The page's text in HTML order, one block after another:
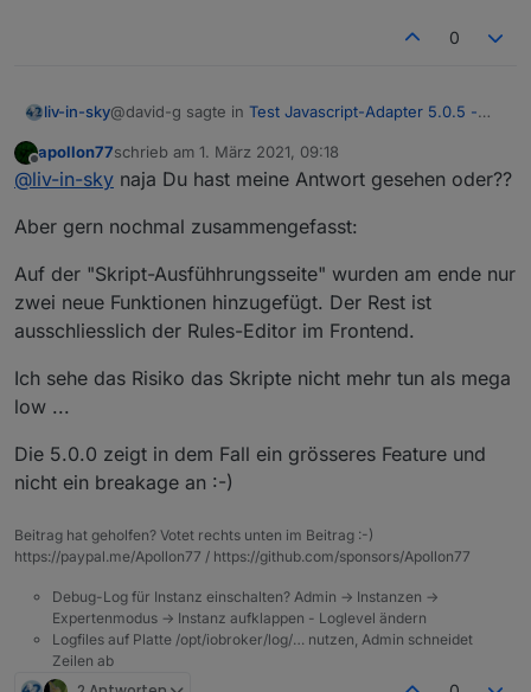
0
liv-in-sky@david-g sagte in Test Javascript-Adapter 5.0.5 -
@bluefox
Hey,
Hätten mir in den Anfangszeiten bestimmt
geholfen.
verändert?
Aber nur, wenn (voraussichtlich) in anderen
Bereichen keine Fehler auftreten.
apollon77
möchte mich dieser frage anschliessen - ist wohl nur
für testsysteme gedacht, da großer versionssprung ?
Offline
apollon77schrieb am 1. März 2021, 09:18
zuletzt editiert von
@liv-in-sky naja Du hast meine Antwort gesehen oder??
Aber gern nochmal zusammengefasst:
Auf der "Skript-Ausfühhrungsseite" wurden am ende nur
zwei neue Funktionen hinzugefügt. Der Rest ist
ausschliesslich der Rules-Editor im Frontend.
Ich sehe das Risiko das Skripte nicht mehr tun als mega
low ...
Die 5.0.0 zeigt in dem Fall ein grösseres Feature und
nicht ein breakage an :-)
Beitrag hat geholfen? Votet rechts unten im Beitrag :-)
https://paypal.me/Apollon77 / https://github.com/sponsors/Apollon77
Debug-Log für Instanz einschalten? Admin -> Instanzen ->
Expertenmodus -> Instanz aufklappen - Loglevel ändern
Logfiles auf Platte /opt/iobroker/log/… nutzen, Admin schneidet
Zeilen ab